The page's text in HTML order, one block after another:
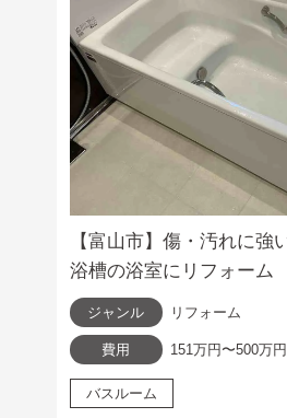
【富山市】傷・汚れに強
浴槽の浴室にリフォーム
ジャンル リフォーム
費用 151万円〜500万円
バスルーム